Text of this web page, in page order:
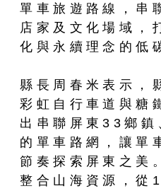
單車旅遊路線，串
店家及文化場域，
化與永續理念的低
縣長周春米表示，
彩虹自行車道與糖
出串聯屏東33鄉
的單車路網，讓單
節奏探索屏東之美
整合山海資源，從